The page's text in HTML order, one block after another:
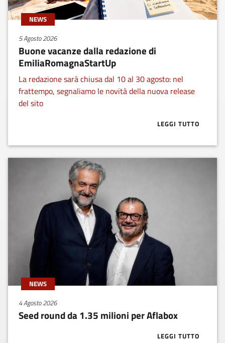
NEWS
5 Agosto 2026
Buone vacanze dalla redazione di
EmiliaRomagnaStartUp
La redazione sarà chiusa dal 10 al 30 agosto: nel
frattempo, segnaliamo le novità della nuova release
del sito
LEGGI TUTTO
ABOUT
NEWS
4 Agosto 2026
Seed round da 1.35 milioni per Aflabox
LEGGI TUTTOABOUT SEED